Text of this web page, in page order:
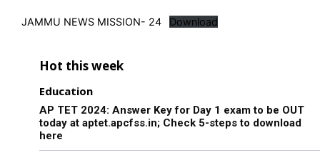
JAMMU NEWS MISSION- 24 Download
Hot this week
Education
AP TET 2024: Answer Key for Day 1 exam to be OUT
today at aptet.apcfss.in; Check 5-steps to download
here